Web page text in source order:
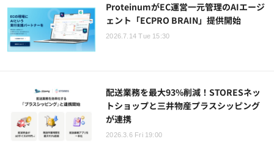
ProteinumがEC運営一元管理のAIエージ
ェント「ECPRO BRAIN」提供開始
2026.7.14 Tue 15:30
配送業務を最大93%削減！STORESネッ
トショップと三井物産プラスシッピング
が連携
2026.3.6 Fri 19:00